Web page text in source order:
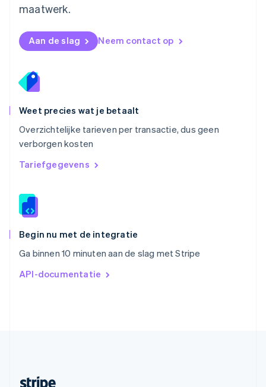
maatwerk.
Aan de slag Neem contact op
Weet precies wat je betaalt
Overzichtelijke tarieven per transactie, dus geen
verborgen kosten
Tariefgegevens
Begin nu met de integratie
Ga binnen 10 minuten aan de slag met Stripe
API-documentatie
DeutschEnglish
English
Portugal
Roemenië
English
English简体中文
EnglishItaliano
Slowakije
English
Spanje
Thailand
Tsjechië
English
简体中文English
English